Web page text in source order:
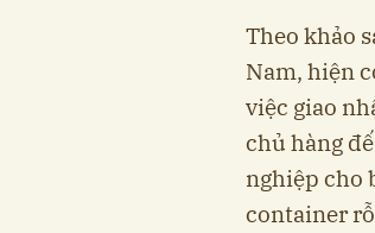
Theo khảo
Nam, hiện
việc giao
chủ hàng
nghiệp cho
container